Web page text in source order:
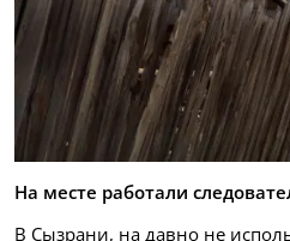
На месте работали
В Сызрани, на давно не